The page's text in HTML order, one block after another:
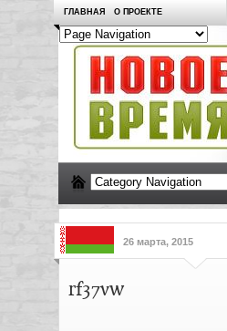
ГЛАВНАЯ О ПРОЕКТЕ
26 марта, 2015
rf37vw